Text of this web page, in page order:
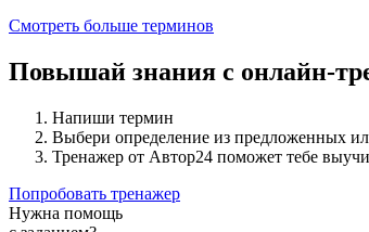
Смотреть больше терминов
Повышай знания с онлайн-
Напиши термин
Выбери определение из предложенных
Тренажер от Автор24 поможет тебе
Попробовать тренажер
Нужна помощь